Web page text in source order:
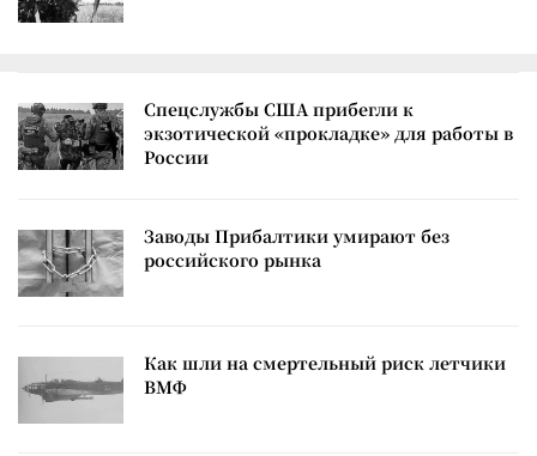
Спецслужбы США прибегли к
экзотической «прокладке» для работы в
России
Заводы Прибалтики умирают без
российского рынка
Как шли на смертельный риск летчики
ВМФ